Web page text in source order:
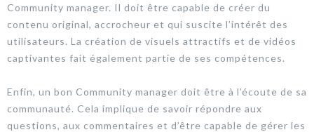
Community manager. Il doit être capable de créer du
contenu original, accrocheur et qui suscite l’intérêt des
utilisateurs. La création de visuels attractifs et de vidéos
captivantes fait également partie de ses compétences.
Enfin, un bon Community manager doit être à l’écoute de sa
communauté. Cela implique de savoir répondre aux
questions, aux commentaires et d’être capable de gérer les